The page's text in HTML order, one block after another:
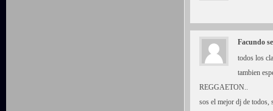
Facundo
todos los
tambien
REGGAETON..
sos el mejor dj de todos,